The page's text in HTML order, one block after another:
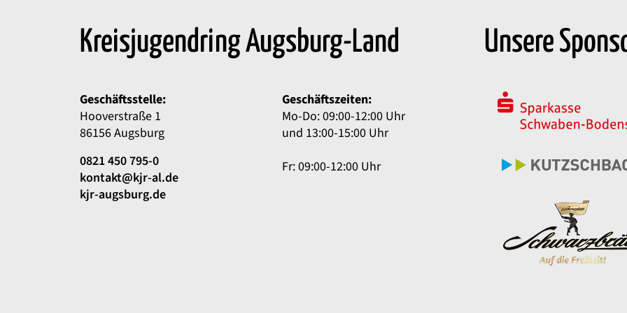
Kreisjugendring Augsburg-Land
Geschäftsstelle:
Hooverstraße 1
86156 Augsburg
0821 450 795-0
kontakt@kjr-al.de
kjr-augsburg.de
Geschäftszeiten:
Mo-Do: 09:00-12:00 Uhr
und 13:00-15:00 Uhr
Fr: 09:00-12:00 Uhr
Unsere